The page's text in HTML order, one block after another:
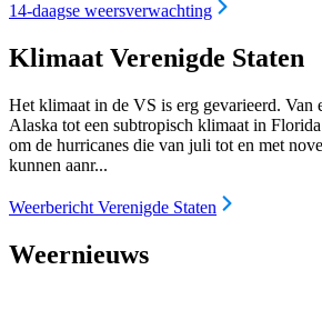
14-daagse weersverwachting
Klimaat Verenigde Staten
Het klimaat in de VS is erg gevarieerd. Van
Alaska tot een subtropisch klimaat in
om de hurricanes die van juli tot en met
kunnen aanr...
Weerbericht Verenigde Staten
Weernieuws